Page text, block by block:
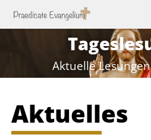
Aktuelle
Aktuelles